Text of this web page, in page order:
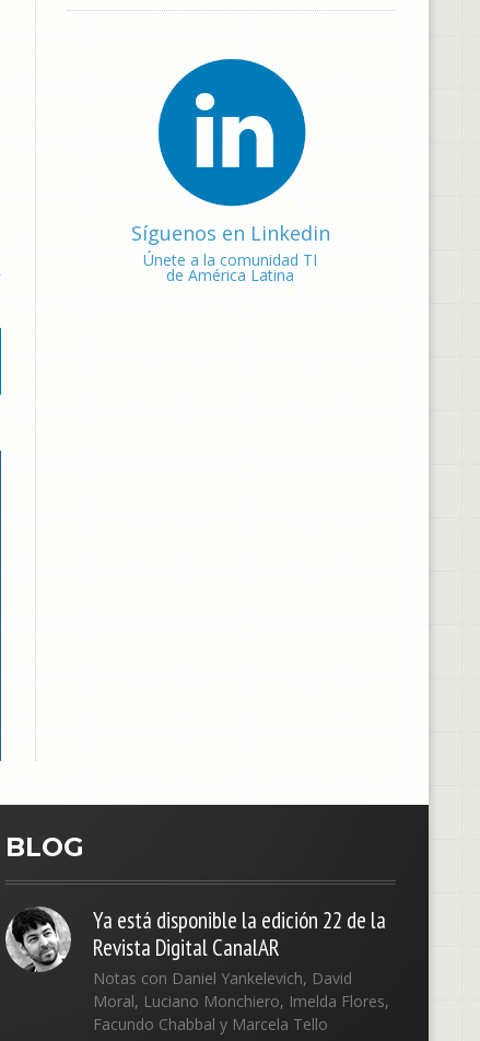
Síguenos en Linkedin
Únete a la comunidad TI
de América Latina
BLOG
Ya está disponible la edición 22 de la
Revista Digital CanalAR
Notas con Daniel Yankelevich, David
Moral, Luciano Monchiero, Imelda Flores,
Facundo Chabbal y Marcela Tello